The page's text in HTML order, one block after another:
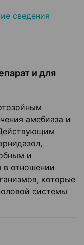
сведения
и для
амебиаза и
и
в отношении
которые
системы